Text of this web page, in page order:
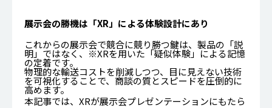
展示会の勝機は「XR」による体験設計にあり
これからの展示会で競合に競り勝つ鍵は、製品の「説
明」ではなく、※XRを用いた「疑似体験」による記憶
の定着です。
物理的な輸送コストを削減しつつ、目に見えない技術
を可視化することで、商談の質とスピードを圧倒的に
高めます。
本記事では、XRが展示会プレゼンテーションにもたら